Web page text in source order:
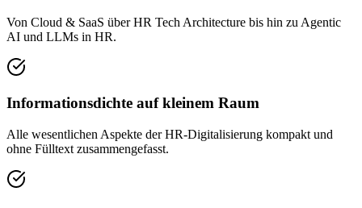
Von Cloud & SaaS über HR Tech Architecture bis hin zu Agentic
AI und LLMs in HR.
Informationsdichte auf kleinem Raum
Alle wesentlichen Aspekte der HR-Digitalisierung kompakt und
ohne Fülltext zusammengefasst.